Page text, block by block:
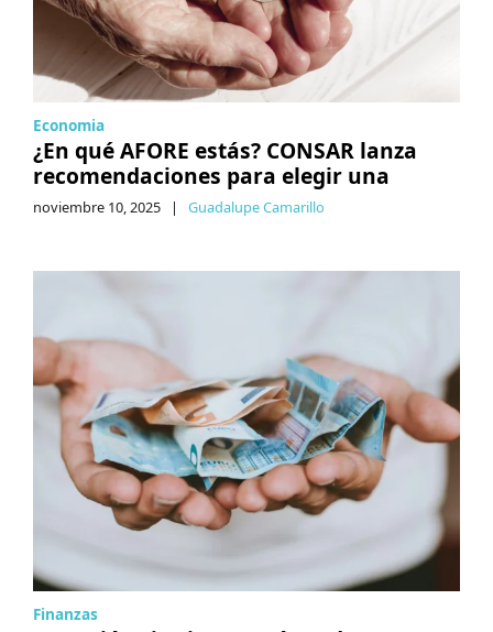
Economia
¿En qué AFORE estás? CONSAR lanza
recomendaciones para elegir una
noviembre 10, 2025 | Guadalupe Camarillo
Finanzas